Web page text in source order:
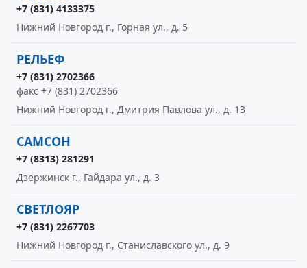
+7 (831) 4133375
Нижний Новгород г., Горная ул., д. 5
РЕЛЬЕФ
+7 (831) 2702366
факс +7 (831) 2702366
Нижний Новгород г., Дмитрия Павлова ул., д. 13
САМСОН
+7 (8313) 281291
Дзержинск г., Гайдара ул., д. 3
СВЕТЛОЯР
+7 (831) 2267703
Нижний Новгород г., Станиславского ул., д. 9